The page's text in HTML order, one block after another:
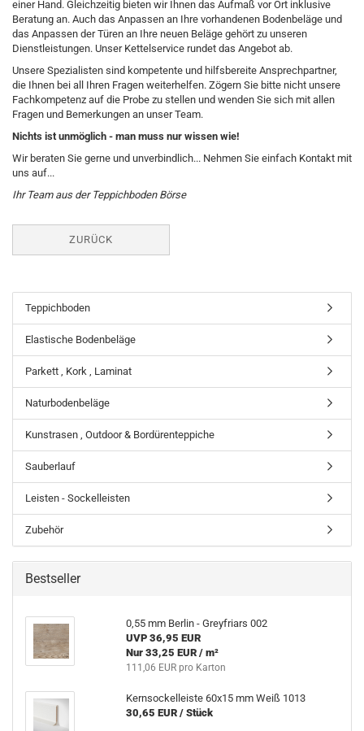
einer Hand. Gleichzeitig bieten wir Ihnen das Aufmaß vor Ort inklusive
Beratung an. Auch das Anpassen an Ihre vorhandenen Bodenbeläge und
das Anpassen der Türen an Ihre neuen Beläge gehört zu unseren
Dienstleistungen. Unser Kettelservice rundet das Angebot ab.
Unsere Spezialisten sind kompetente und hilfsbereite Ansprechpartner,
die Ihnen bei all Ihren Fragen weiterhelfen. Zögern Sie bitte nicht unsere
Fachkompetenz auf die Probe zu stellen und wenden Sie sich mit allen
Fragen und Bemerkungen an unser Team.
Nichts ist unmöglich - man muss nur wissen wie!
Wir beraten Sie gerne und unverbindlich... Nehmen Sie einfach Kontakt mit
uns auf...
Ihr Team aus der Teppichboden Börse
ZURÜCK
Teppichboden
Elastische Bodenbeläge
Parkett , Kork , Laminat
Naturbodenbeläge
Kunstrasen , Outdoor & Bordürenteppiche
Sauberlauf
Leisten - Sockelleisten
Zubehör
Bestseller
0,55 mm Berlin - Greyfriars 002
UVP 36,95 EUR
Nur 33,25 EUR / m²
111,06 EUR pro Karton
Kernsockelleiste 60x15 mm Weiß 1013
30,65 EUR / Stück